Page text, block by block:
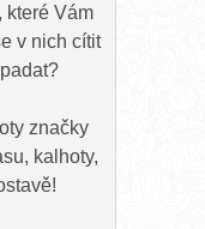
které Vám
v nich cítit
značky
kalhoty,